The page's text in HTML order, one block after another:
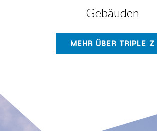
Gebäuden
MEHR ÜBER TRIPLE Z